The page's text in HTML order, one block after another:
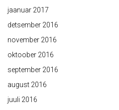
jaanuar 2017
detsember 2016
november 2016
oktoober 2016
september 2016
august 2016
juuli 2016